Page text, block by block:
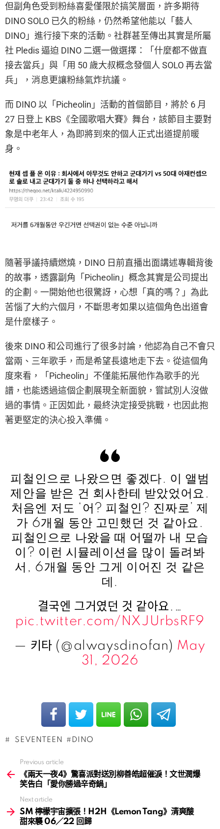
但副角色受到粉絲喜愛僅限於搞笑層面，許多期待
DINO SOLO 已久的粉絲，仍然希望他能以「藝人
DINO」進行接下來的活動。社群甚至傳出其實是所屬
社 Pledis 逼迫 DINO 二選一做選擇：「什麼都不做直
接去當兵」與「用 50 歲大叔概念發個人 SOLO 再去當
兵」，消息更讓粉絲氣炸抗議。
而 DINO 以「Picheolin」活動的首個節目，將於 6 月
27 日登上 KBS《全國歌唱大賽》舞台，該節目主要對
象是中老年人，為即將到來的個人正式出道提前暖
身。
隨著爭議持續燃燒，DINO 日前直播出面講述專輯背後
的故事，透露副角「Picheolin」概念其實是公司提出
的企劃。一開始他也很驚訝，心想「真的嗎？」為此
苦惱了大約六個月，不斷思考如果以這個角色出道會
是什麼樣子。
後來 DINO 和公司進行了很多討論，他認為自己不會只
當兩、三年歌手，而是希望長遠地走下去。從這個角
度來看，「Picheolin」不僅能拓展他作為歌手的光
譜，也能透過這個企劃展現全新面貌，嘗試別人沒做
過的事情。正因如此，最終決定接受挑戰，也因此抱
著更堅定的決心投入準備。
피철인으로 나왔으면 좋겠다. 이 앨범
제안을 받은 건 회사한테 받았었어요.
처음엔 저도 ‘어? 피철인? 진짜로’ 제
가 6개월 동안 고민했던 것 같아요.
피철인으로 나왔을 때 어떨까 내 모습
이? 이런 시뮬레이션을 많이 돌려봐
서, 6개월 동안 그게 이어진 것 같은
데.
결국엔 그거였던 것 같아요.…
pic.twitter.com/NXJUrbsRF9
— 키타 (@alwaysdinofan) May
31, 2026
SEVENTEEN DINO
more
Previous article
《兩天一夜4》驚喜派對送別柳善皓超催淚！文世潤爆
笑告白「愛你勝過辛奇鍋」
Next article
SM 檸檬宇宙擴張！H2H《Lemon Tang》清爽酸
甜來襲 06／22 回歸